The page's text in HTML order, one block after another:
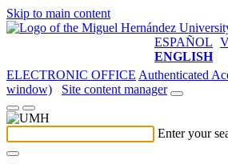
Skip to main content
ESPAÑOL
ENGLISH
ELECTRONIC OFFICE Authenticated
window)
Site content manager
Enter your